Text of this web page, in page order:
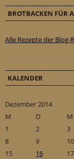
BROTBACKEN FÜR
Alle Rezepte der
KALENDER
Dezember 2014
M
D M
1
2 3
8
9 10
15
16 17